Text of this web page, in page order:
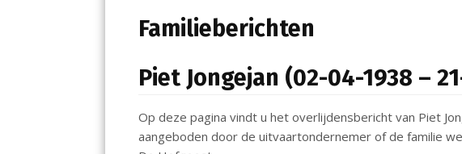
Familieberichten
Piet Jongejan (02-04-1938 –
Op deze pagina vindt u het overlijdensbericht van Piet
aangeboden door de uitvaartondernemer of de familie